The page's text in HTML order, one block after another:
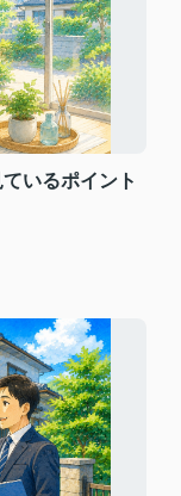
いるポイント